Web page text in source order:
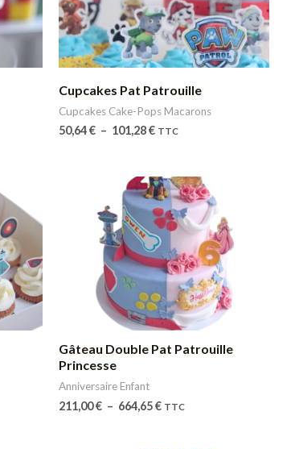
Cupcakes Pat Patrouille
Cupcakes Cake-Pops Macarons
50,64€ – 101,28€ TTC
Gâteau Double Pat Patrouille
Princesse
Anniversaire Enfant
211,00€ – 664,65€
Plage
de
prix :
211,00 €
à
664,65 €
TTC